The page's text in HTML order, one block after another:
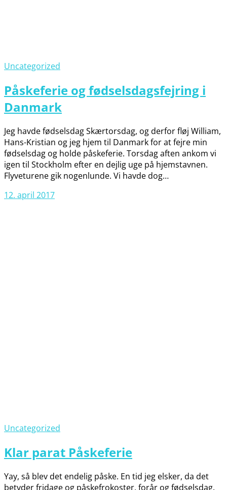
Uncategorized
Påskeferie og fødselsdagsfejring i
Danmark
Jeg havde fødselsdag Skærtorsdag, og derfor fløj William,
Hans-Kristian og jeg hjem til Danmark for at fejre min
fødselsdag og holde påskeferie. Torsdag aften ankom vi
igen til Stockholm efter en dejlig uge på hjemstavnen.
Flyveturene gik nogenlunde. Vi havde dog…
12. april 2017
Uncategorized
Klar parat Påskeferie
Yay, så blev det endelig påske. En tid jeg elsker, da det
betyder fridage og påskefrokoster, forår og fødselsdag.